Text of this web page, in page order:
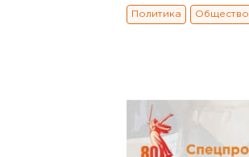
Политика Общество